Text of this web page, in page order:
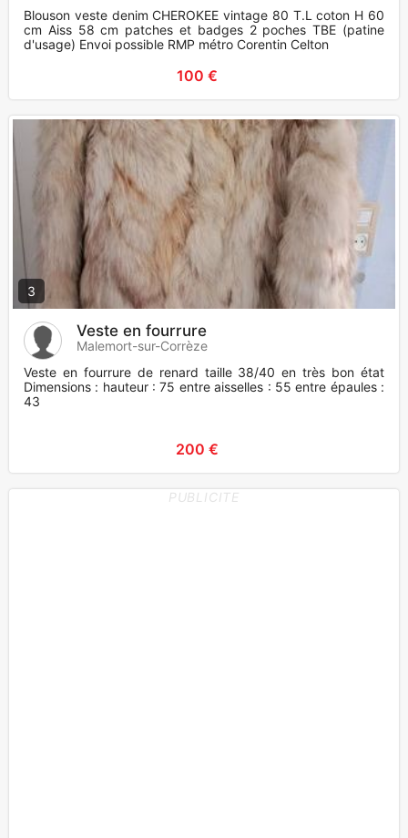
Blouson veste denim CHEROKEE vintage 80 T.L coton H 60
cm Aiss 58 cm patches et badges 2 poches TBE (patine
d'usage) Envoi possible RMP métro Corentin Celton
100 €
3
Veste en fourrure
Malemort-sur-Corrèze
Veste en fourrure de renard taille 38/40 en très bon état
Dimensions : hauteur : 75 entre aisselles : 55 entre épaules :
43
200 €
PUBLICITE